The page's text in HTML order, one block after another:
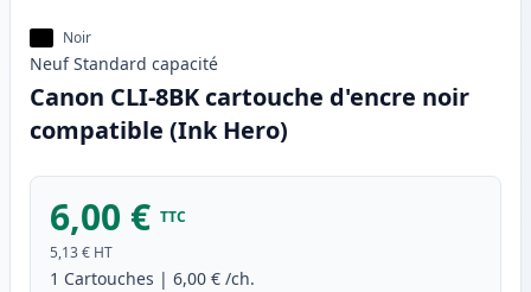
Noir
Neuf Standard capacité
Canon CLI-8BK cartouche d'encre noir
compatible (Ink Hero)
6,00 € TTC
5,13 € HT
1 Cartouches | 6,00 € /ch.